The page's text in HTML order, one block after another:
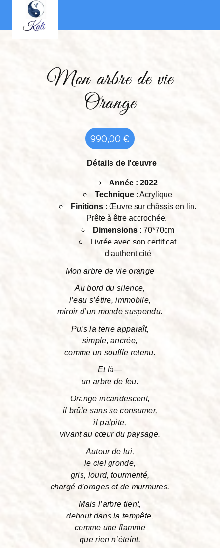
Mon arbre de vie
Orange
990,00 €
Détails de l'œuvre
Année : 2022
Technique : Acrylique
Finitions : Œuvre sur châssis en lin.
Prête à être accrochée.
Dimensions : 70*70cm
Livrée avec son certificat
d’authenticité
Mon arbre de vie orange
Au bord du silence,
l’eau s’étire, immobile,
miroir d’un monde suspendu.
Puis la terre apparaît,
simple, ancrée,
comme un souffle retenu.
Et là—
un arbre de feu.
Orange incandescent,
il brûle sans se consumer,
il palpite,
vivant au cœur du paysage.
Autour de lui,
le ciel gronde,
gris, lourd, tourmenté,
chargé d’orages et de murmures.
Mais l’arbre tient,
debout dans la tempête,
comme une flamme
que rien n’éteint.
Panneau de gestion des cookies